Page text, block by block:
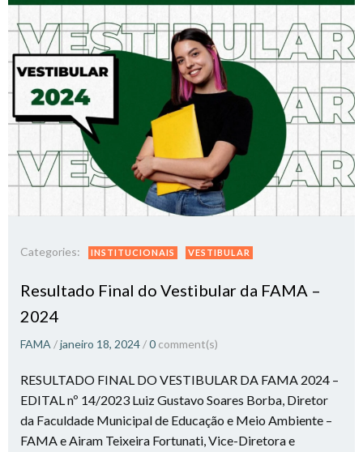
Categories: INSTITUCIONAIS VESTIBULAR
Resultado Final do Vestibular da FAMA –
2024
FAMA /janeiro 18, 2024 /0 comment(s)
RESULTADO FINAL DO VESTIBULAR DA FAMA 2024 –
EDITAL nº 14/2023 Luiz Gustavo Soares Borba, Diretor
da Faculdade Municipal de Educação e Meio Ambiente –
FAMA e Airam Teixeira Fortunati, Vice-Diretora e